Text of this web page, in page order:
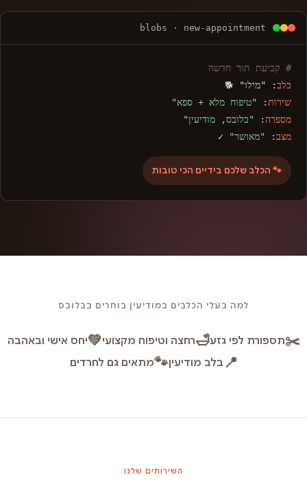
blobs · new-appointment
# קביעת תור חדשה
כלב: "מילו" 🐕
שירות : "טיפוח מלא + ספא"
מספרה: "בלובס, מודיעין"
מצב: "מאושר" ✓
🐾 הכלב שלכם בידיים הכי טובות
למה בעלי הכלבים במודיעין בוחרים בבלובס
✂️תספורת לפי גזע🛁רחצה וטיפוח מקצועי💚יחס אישי ובאהבה
📍 בלב מודיעין🐾מתאים גם לחרדים
השירותים שלנו